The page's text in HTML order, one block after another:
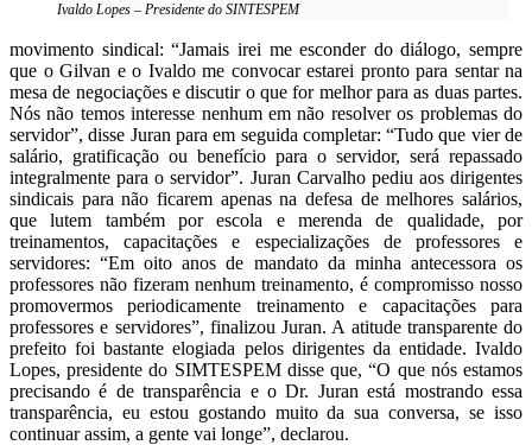
Ivaldo Lopes – Presidente do SINTESPEM
movimento sindical: “Jamais irei me esconder do diálogo, sempre
que o Gilvan e o Ivaldo me convocar estarei pronto para sentar na
mesa de negociações e discutir o que for melhor para as duas partes.
Nós não temos interesse nenhum em não resolver os problemas do
servidor”, disse Juran para em seguida completar: “Tudo que vier de
salário, gratificação ou benefício para o servidor, será repassado
integralmente para o servidor”. Juran Carvalho pediu aos dirigentes
sindicais para não ficarem apenas na defesa de melhores salários,
que lutem também por escola e merenda de qualidade, por
treinamentos, capacitações e especializações de professores e
servidores: “Em oito anos de mandato da minha antecessora os
professores não fizeram nenhum treinamento, é compromisso nosso
promovermos periodicamente treinamento e capacitações para
professores e servidores”, finalizou Juran. A atitude transparente do
prefeito foi bastante elogiada pelos dirigentes da entidade. Ivaldo
Lopes, presidente do SIMTESPEM disse que, “O que nós estamos
precisando é de transparência e o Dr. Juran está mostrando essa
transparência, eu estou gostando muito da sua conversa, se isso
continuar assim, a gente vai longe”, declarou.